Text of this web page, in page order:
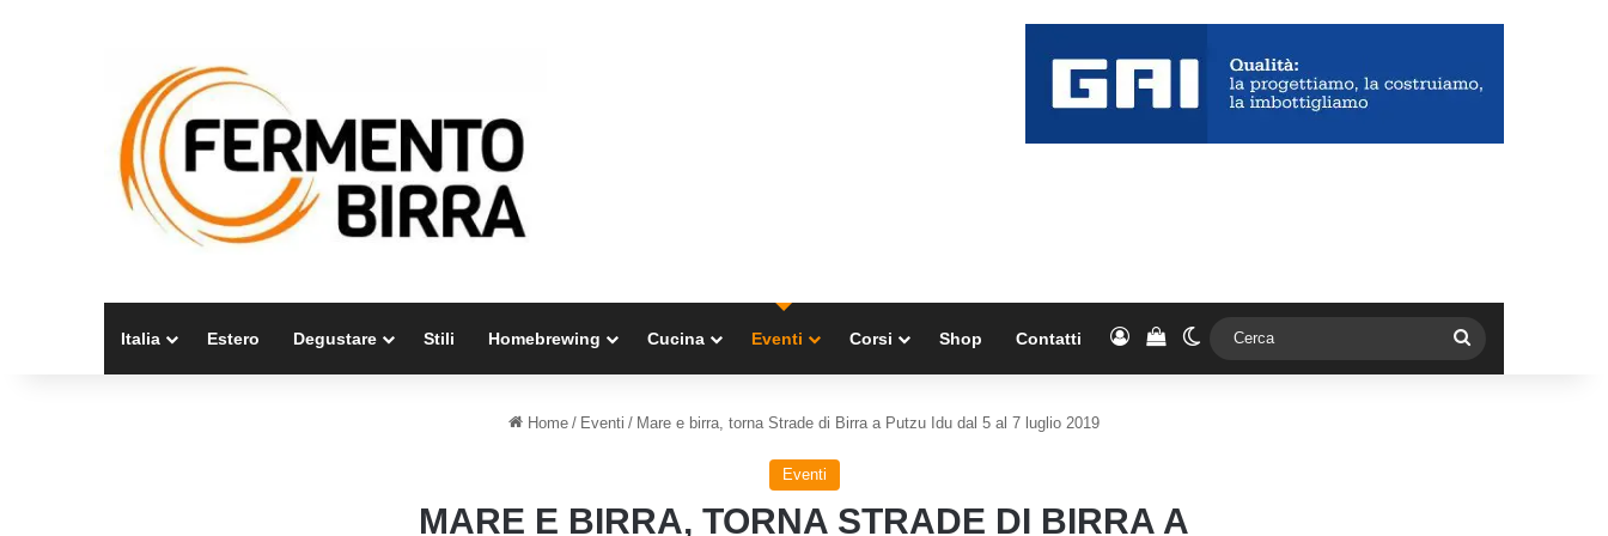
Italia Estero Degustare Stili Homebrewing Cucina Eventi Corsi Shop Contatti AccediVedi il carrello
Cambia aspetto
Home / Eventi / Mare e birra, torna Strade di Birra a Putzu Idu dal 5 al 7 luglio 2019
Eventi
MARE E BIRRA, TORNA STRADE DI BIRRA A